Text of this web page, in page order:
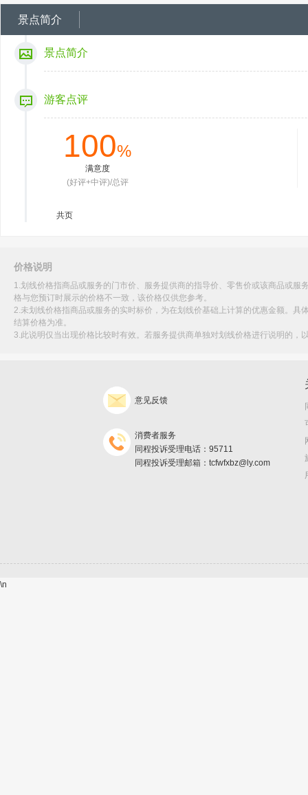
景点简介
景点简介
游客点评
100%
满意度
(好评+中评)/总评
共页
价格说明
1.划线价格指商品或服务的门市价、服务提供商的指导价、零售价或该商品或
格与您预订时展示的价格不一致，该价格仅供您参考。
2.未划线价格指商品或服务的实时标价，为在划线价基础上计算的优惠金额。
结算价格为准。
3.此说明仅当出现价格比较时有效。若服务提供商单独对划线价格进行说明的
意见反馈
消费者服务
同程投诉受理电话：95711
同程投诉受理邮箱：tcfwfxbz@ly.com
\n